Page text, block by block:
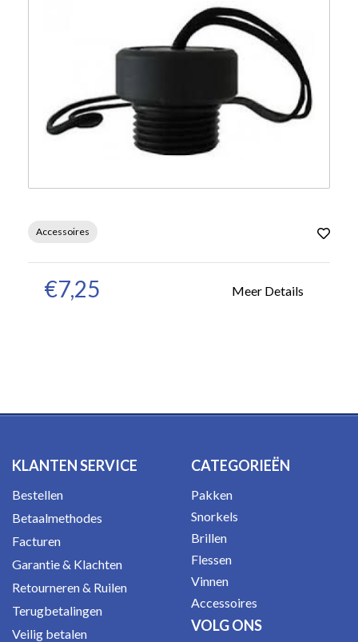
Accessoires
€7,25 Meer Details
KLANTEN SERVICE
Bestellen
Betaalmethodes
Facturen
Garantie & Klachten
Retourneren & Ruilen
Terugbetalingen
Veilig betalen
CATEGORIEËN
Pakken
Snorkels
Brillen
Flessen
Vinnen
Accessoires
VOLG ONS